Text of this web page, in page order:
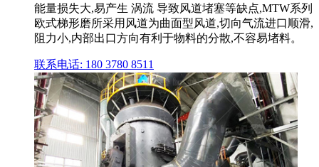
能量损失大,易产生 涡流 导致风道堵塞等缺点,MTW系列
欧式梯形磨所采用风道为曲面型风道,切向气流进口顺滑,
阻力小,内部出口方向有利于物料的分散,不容易堵料。
联系电话: 180 3780 8511